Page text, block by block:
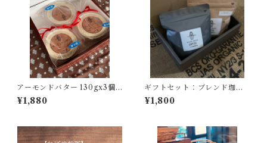
アーモンドバター 130gx3個
入り【クール冷凍にてお届け
します】到着後は冷蔵庫(10度
りください。
¥1,880
ギフトセット：ブレンド珈琲
１００ｇ・おすすめ珈琲豆１
００ｇ
¥1,800